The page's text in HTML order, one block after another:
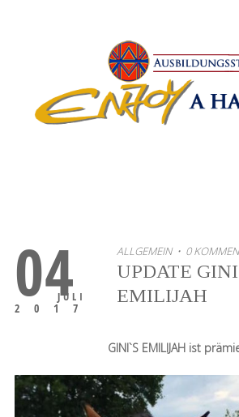
04
JULI
2017
ALLGEMEIN• 0
UPDATE
EMILIJAH
GINI`S EMILIJAH ist